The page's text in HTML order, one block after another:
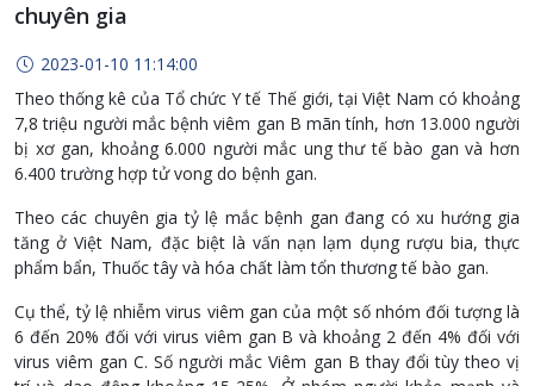
chuyên gia
2023-01-10 11:14:00
Theo thống kê của Tổ chức Y tế Thế giới, tại Việt Nam có khoảng
7,8 triệu người mắc bệnh viêm gan B mãn tính, hơn 13.000 người
bị xơ gan, khoảng 6.000 người mắc ung thư tế bào gan và hơn
6.400 trường hợp tử vong do bệnh gan.
Theo các chuyên gia tỷ lệ mắc bệnh gan đang có xu hướng gia
tăng ở Việt Nam, đặc biệt là vấn nạn lạm dụng rượu bia, thực
phẩm bẩn, Thuốc tây và hóa chất làm tổn thương tế bào gan.
Cụ thể, tỷ lệ nhiễm virus viêm gan của một số nhóm đối tượng là
6 đến 20% đối với virus viêm gan B và khoảng 2 đến 4% đối với
virus viêm gan C. Số người mắc Viêm gan B thay đổi tùy theo vị